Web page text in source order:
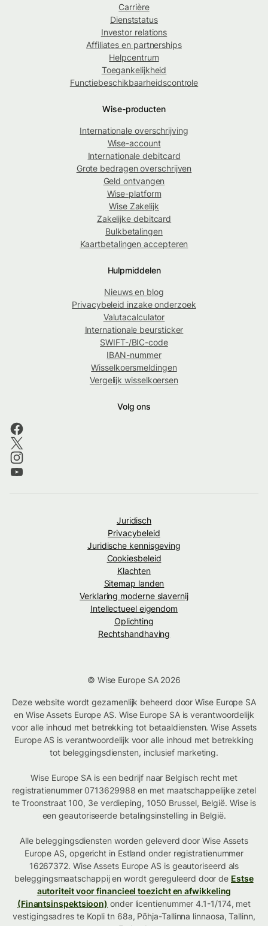
Carrière
Dienststatus
Investor relations
Affiliates en partnerships
Helpcentrum
Toegankelijkheid
Functiebeschikbaarheidscontrole
Wise-producten
Internationale overschrijving
Wise-account
Internationale debitcard
Grote bedragen overschrijven
Geld ontvangen
Wise-platform
Wise Zakelijk
Zakelijke debitcard
Bulkbetalingen
Kaartbetalingen accepteren
Hulpmiddelen
Nieuws en blog
Privacybeleid inzake onderzoek
Valutacalculator
Internationale beursticker
SWIFT-/BIC-code
IBAN-nummer
Wisselkoersmeldingen
Vergelijk wisselkoersen
Volg ons
Juridisch
Privacybeleid
Juridische kennisgeving
Cookiesbeleid
Klachten
Sitemap landen
Verklaring moderne slavernij
Intellectueel eigendom
Oplichting
Rechtshandhaving
© Wise Europe SA 2026
Deze website wordt gezamenlijk beheerd door Wise Europe SA
en Wise Assets Europe AS. Wise Europe SA is verantwoordelijk
voor alle inhoud met betrekking tot betaaldiensten. Wise Assets
Europe AS is verantwoordelijk voor alle inhoud met betrekking
tot beleggingsdiensten, inclusief marketing.
Wise Europe SA is een bedrijf naar Belgisch recht met
registratienummer 0713629988 en met maatschappelijke zetel
te Troonstraat 100, 3e verdieping, 1050 Brussel, België. Wise is
een geautoriseerde betalingsinstelling in België.
Alle beleggingsdiensten worden geleverd door Wise Assets
Europe AS, opgericht in Estland onder registratienummer
16267372. Wise Assets Europe AS is geautoriseerd als
beleggingsmaatschappij en wordt gereguleerd door de Estse
autoriteit voor financieel toezicht en afwikkeling
(Finantsinspektsioon) onder licentienummer 4.1-1/174, met
vestigingsadres te Kopli tn 68a, Põhja-Tallinna linnaosa, Tallinn,